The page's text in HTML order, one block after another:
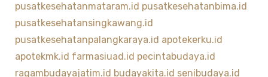
pusatkesehatanmataram.id pusatkesehatanbima.id
pusatkesehatansingkawang.id
pusatkesehatanpalangkaraya.id apotekerku.id
apotekmk.id farmasiuad.id pecintabudaya.id
ragambudayajatim.id budayakita.id senibudaya.id